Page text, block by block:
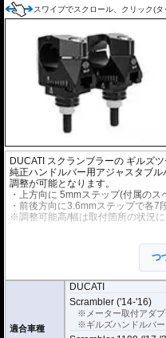
スワイプでスクロール、クリック(
DUCATI スクランブラーの ギルズ
純正ハンドルバー用アジャスタブ
調整が可能となります。
・上方向に 5mmステップ(付属のス
・前後方向に3.6mmステップで各7
※調整可能高/幅は取付箇所の状況
つ
適合車種
DUCATI
Scrambler ('14-'16)
※メーター取付アダ
※ギルズハンドルバ